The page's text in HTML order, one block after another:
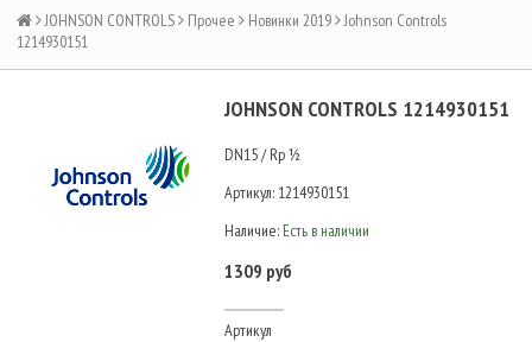
JOHNSON CONTROLS Прочее Новинки 2019
Johnson Controls
1214930151
JOHNSON CONTROLS 1214930151
DN15 / Rp ½
Артикул: 1214930151
Наличие: Есть в наличии
1309 руб
Артикул